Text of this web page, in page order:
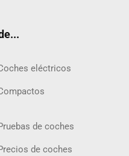
eléctricos
de coches
de coches